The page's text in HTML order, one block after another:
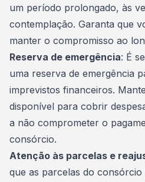
um período prolongado, às
contemplação. Garanta que
manter o compromisso ao
Reserva de emergência: É
uma reserva de emergência
imprevistos financeiros.
disponível para cobrir
a não comprometer o
consórcio.
Atenção às parcelas e
que as parcelas do